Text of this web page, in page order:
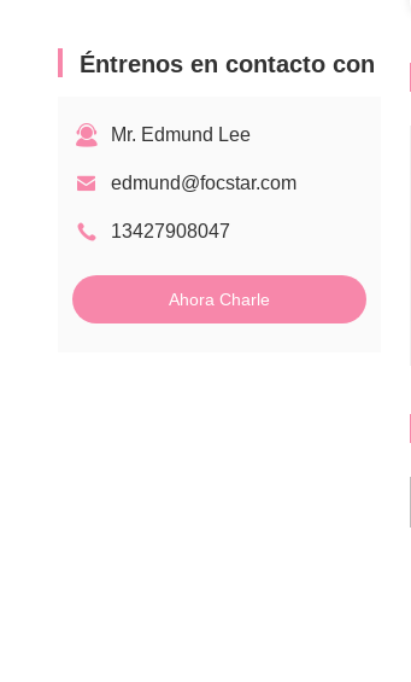
Éntrenos en contacto con
Mr. Edmund Lee
edmund@focstar.com
13427908047
Ahora Charle